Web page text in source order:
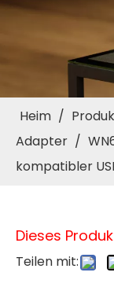
Heim /
Adapter /
kompatibler
Dieses
Teilen mit: